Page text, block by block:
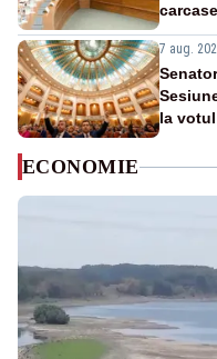
7 aug.
la
ECONOMIE